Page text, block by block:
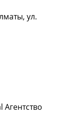
ул.
Агентство